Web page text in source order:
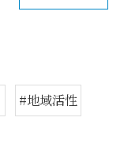
#地域活性